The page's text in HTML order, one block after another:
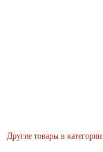
Другие товары в категории